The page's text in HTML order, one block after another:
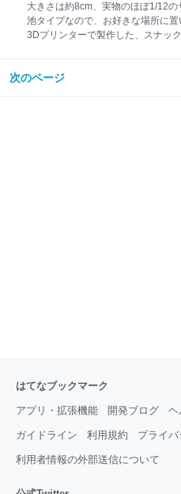
大きさは約8cm、実物のほぼ1/12
池タイプなので、お好きな場所に置
3Dプリンターで製作した、スナッ
ニチュアとして、また大切な方のお
次のページ
はてなブックマーク
アプリ・拡張機能 開発ブログ ヘ
ガイドライン 利用規約 プライ
利用者情報の外部送信について